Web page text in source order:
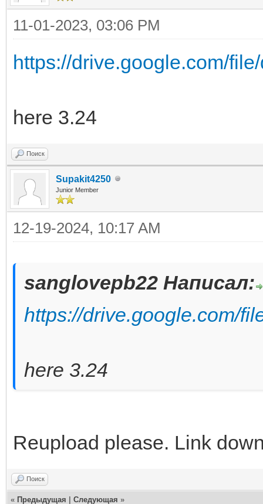
11-01-2023, 03:06 PM
https://drive.google.com/
here 3.24
Поиск
Supakit4250
Junior Member
12-19-2024, 10:17 AM
sanglovepb22 Написал:
https://drive.google.com/
here 3.24
Reupload please. Link
Поиск
« Предыдущая Следующая »